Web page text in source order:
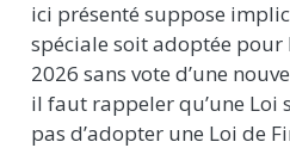
ici présenté suppose
spéciale soit adoptée pour
2026 sans vote d’une
il faut rappeler qu’une Loi
pas d’adopter une Loi de